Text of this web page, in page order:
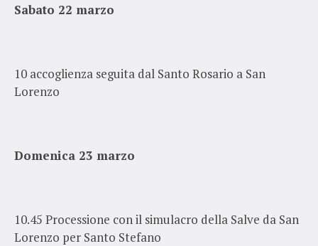
Sabato 22 marzo
10 accoglienza seguita dal Santo Rosario a San
Lorenzo
Domenica 23 marzo
10.45 Processione con il simulacro della Salve da San
Lorenzo per Santo Stefano